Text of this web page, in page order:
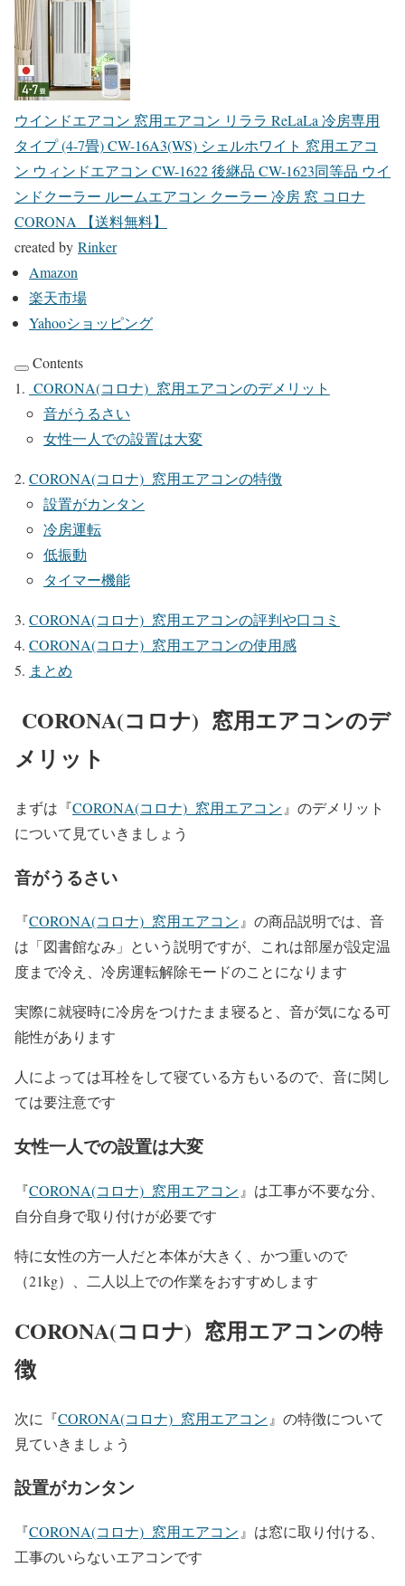
ウインドエアコン 窓用エアコン リララ ReLaLa 冷房専用
タイプ (4-7畳) CW-16A3(WS) シェルホワイト 窓用エアコ
ン ウィンドエアコン CW-1622 後継品 CW-1623同等品 ウイ
ンドクーラー ルームエアコン クーラー 冷房 窓 コロナ
CORONA 【送料無料】
created by Rinker
Amazon
楽天市場
Yahooショッピング
Contents
CORONA(コロナ) 窓用エアコンのデメリット
音がうるさい
女性一人での設置は大変
CORONA(コロナ) 窓用エアコンの特徴
設置がカンタン
冷房運転
低振動
タイマー機能
CORONA(コロナ) 窓用エアコンの評判や口コミ
CORONA(コロナ) 窓用エアコンの使用感
まとめ
CORONA(コロナ) 窓用エアコンのデ
メリット
まずは『CORONA(コロナ) 窓用エアコン 』のデメリット
について見ていきましょう
音がうるさい
『CORONA(コロナ) 窓用エアコン』の商品説明では、音
は「図書館なみ」という説明ですが、これは部屋が設定温
度まで冷え、冷房運転解除モードのことになります
実際に就寝時に冷房をつけたまま寝ると、音が気になる可
能性があります
人によっては耳栓をして寝ている方もいるので、音に関し
ては要注意です
女性一人での設置は大変
『CORONA(コロナ) 窓用エアコン 』は工事が不要な分、
自分自身で取り付けが必要です
特に女性の方一人だと本体が大きく、かつ重いので
（21kg）、二人以上での作業をおすすめします
CORONA(コロナ) 窓用エアコンの特
徴
次に『CORONA(コロナ) 窓用エアコン 』の特徴について
見ていきましょう
設置がカンタン
『CORONA(コロナ) 窓用エアコン 』は窓に取り付ける、
工事のいらないエアコンです